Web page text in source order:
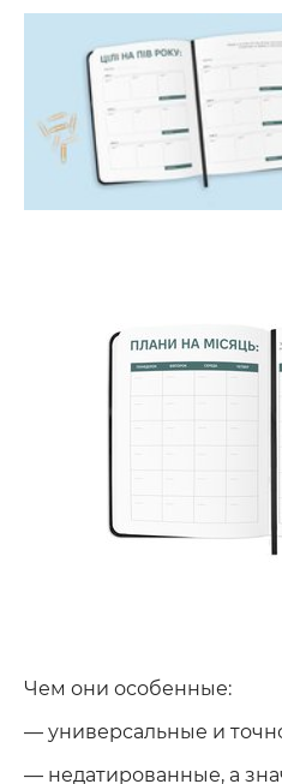
Чем они особенные:
— универсальные и
— недатированные, а